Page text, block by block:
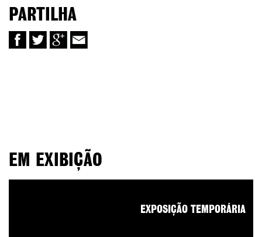
PARTILHA
EM EXIBIÇÃO
EXPOSIÇÃO TEMPORÁRIA